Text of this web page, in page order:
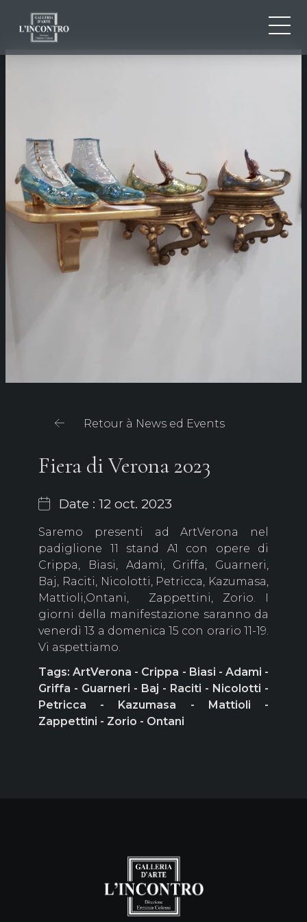
EXPOSITIONS
CONTACTS
Retour à News ed Events
Fiera di Verona 2023
Date : 12 oct. 2023
Saremo presenti ad ArtVerona nel
padiglione 11 stand A1 con opere di
Crippa, Biasi, Adami, Griffa, Guarneri,
Baj, Raciti, Nicolotti, Petricca, Kazumasa,
Mattioli,Ontani, Zappettini, Zorio. I
giorni della manifestazione saranno da
venerdì 13 a domenica 15 con orario 11-19.
Vi aspettiamo.
Tags: ArtVerona - Crippa - Biasi - Adami -
Griffa - Guarneri - Baj - Raciti - Nicolotti -
Petricca - Kazumasa - Mattioli -
Zappettini - Zorio - Ontani